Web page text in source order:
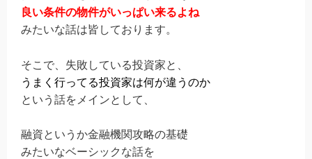
良い条件の物件がいっぱい来るよね
みたいな話は皆しております。
そこで、失敗している投資家と、
うまく行ってる投資家は何が違うのか
という話をメインとして、
融資というか金融機関攻略の基礎
みたいなベーシックな話を